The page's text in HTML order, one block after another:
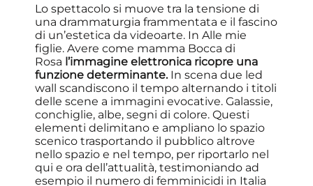
Lo spettacolo si muove tra la tensione di
una drammaturgia frammentata e il fascino
di un’estetica da videoarte. In Alle mie
figlie. Avere come mamma Bocca di
Rosa l’immagine elettronica ricopre una
funzione determinante.In scena due led
wall scandiscono il tempo alternando i titoli
delle scene a immagini evocative. Galassie,
conchiglie, albe, segni di colore. Questi
elementi delimitano e ampliano lo spazio
scenico trasportando il pubblico altrove
nello spazio e nel tempo, per riportarlo nel
qui e ora dell’attualità, testimoniando ad
esempio il numero di femminicidi in Italia